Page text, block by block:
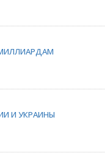
И УКРАИНЫ